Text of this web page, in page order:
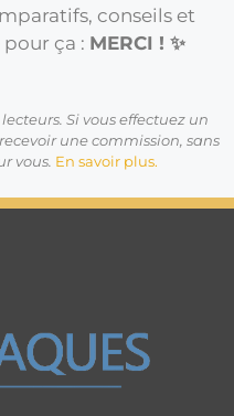
conseils et
ça : MERCI ! ✨
Si vous effectuez un
une commission, sans
vous. En savoir plus.